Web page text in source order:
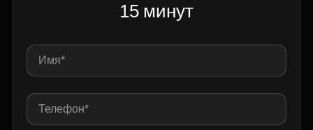
15 минут